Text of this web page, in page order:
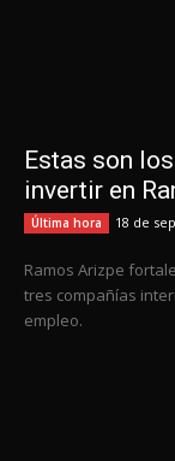
Estas son
invertir en
Última hora 18 de
Ramos Arizpe
tres compañías
empleo.